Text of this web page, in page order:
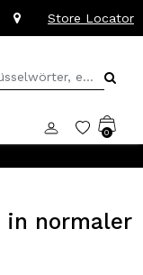
Store Locator
0
in normaler